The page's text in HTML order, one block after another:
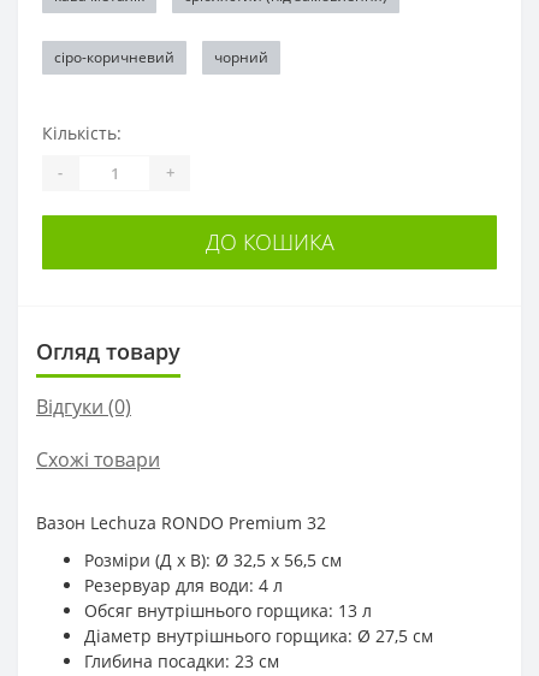
сіро-коричневий чорний
Кількість:
- +
ДО КОШИКА
Огляд товару
Відгуки (0)
Схожі товари
Вазон Lechuza RONDO Premium 32
Розміри (Д х В): Ø 32,5 x 56,5 см
Резервуар для води: 4 л
Обсяг внутрішнього горщика: 13 л
Діаметр внутрішнього горщика: Ø 27,5 см
Глибина посадки: 23 см